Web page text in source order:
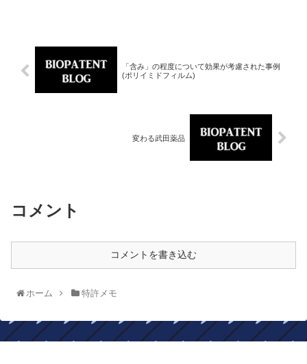
「含み」の程度について効果が考慮された事例
(ポリイミドフィルム)
変わる武田薬品
コメント
コメントを書き込む
ホーム 特許メモ